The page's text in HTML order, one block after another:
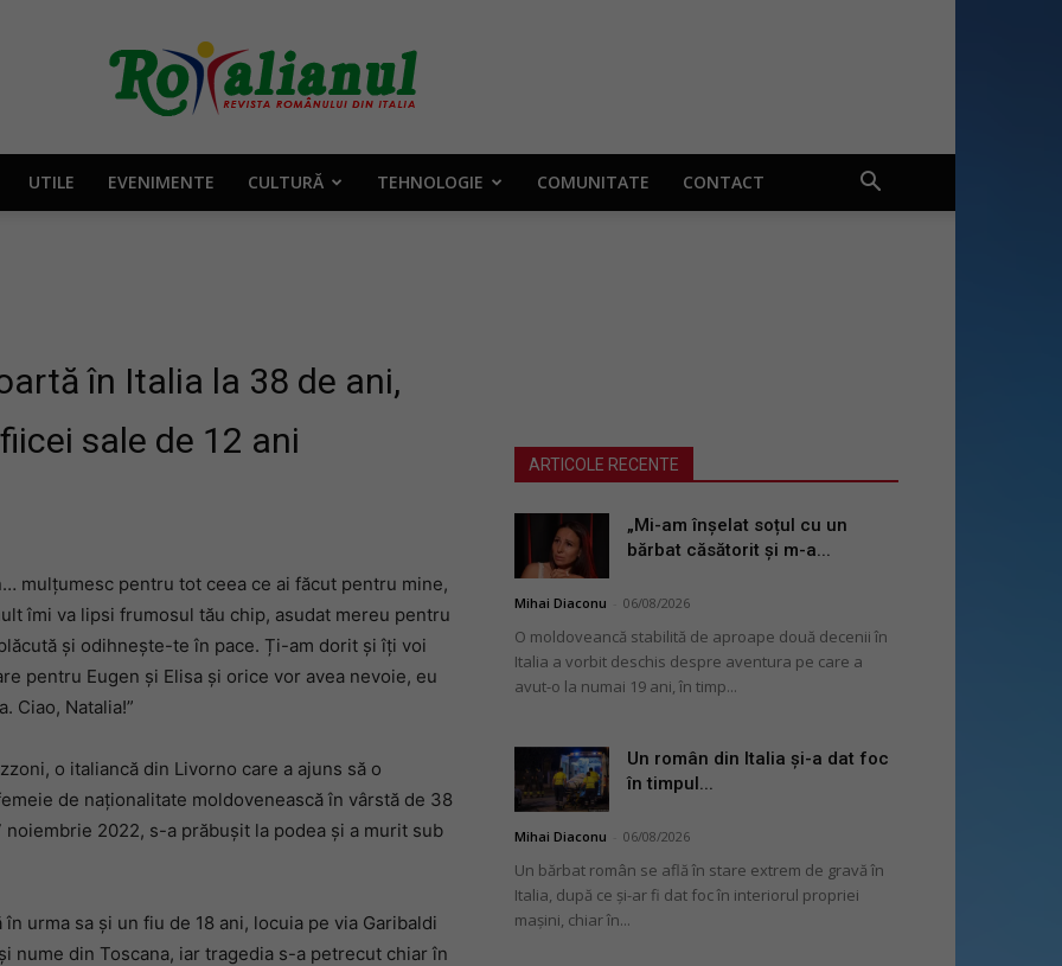
Rotalianul
românului
din
UTILE EVENIMENTE CULTURĂ TEHNOLOGIE COMUNITATE CONTACT
în Italia la 38 de ani,
sale de 12 ani
mulțumesc pentru tot ceea ce ai făcut pentru mine,
îmi va lipsi frumosul tău chip, asudat mereu pentru
și odihnește-te în pace. Ți-am dorit și îți voi
pentru Eugen și Elisa și orice vor avea nevoie, eu
Ciao, Natalia!”
o italiancă din Livorno care a ajuns să o
de naționalitate moldovenească în vârstă de 38
2022, s-a prăbușit la podea și a murit sub
urma sa și un fiu de 18 ani, locuia pe via Garibaldi
nume din Toscana, iar tragedia s-a petrecut chiar în
ARTICOLE RECENTE
„Mi-am înșelat soțul cu un
bărbat căsătorit și m-a...
Mihai Diaconu 06/08/2026
O moldoveancă stabilită de aproape două decenii în
Italia a vorbit deschis despre aventura pe care a
avut-o la numai 19 ani, în timp...
Un român din Italia și-a dat foc
în timpul...
Mihai Diaconu 06/08/2026
Un bărbat român se află în stare extrem de gravă în
Italia, după ce și-ar fi dat foc în interiorul propriei
mașini, chiar în...